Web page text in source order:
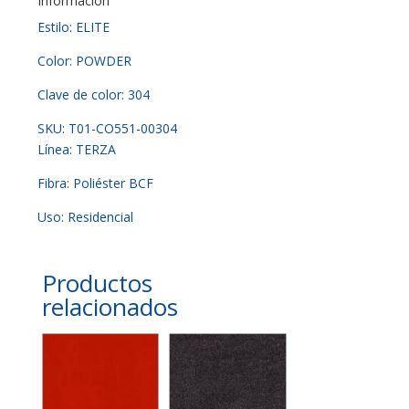
Estilo: ELITE
Color: POWDER
Clave de color: 304
SKU: T01-CO551-00304
Línea: TERZA
Fibra: Poliéster BCF
Uso: Residencial
Productos
relacionados